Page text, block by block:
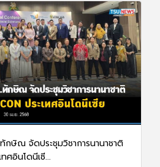
ษิณ จัดประชุมวิชาการนานาชาติ
ศอินโดนีเซี...